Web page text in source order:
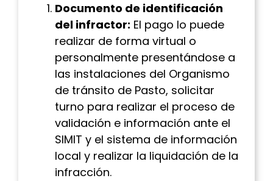
Documento de identificación
del infractor: El pago lo puede
realizar de forma virtual o
personalmente presentándose a
las instalaciones del Organismo
de tránsito de Pasto, solicitar
turno para realizar el proceso de
validación e información ante el
SIMIT y el sistema de información
local y realizar la liquidación de la
infracción.